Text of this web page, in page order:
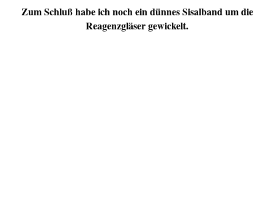
Zum Schluß habe ich noch ein dünnes Sisalband um die
Reagenzgläser gewickelt.